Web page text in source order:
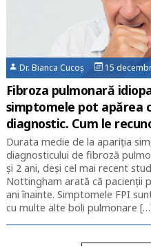
Dr. Bianca Cucoș 15
Fibroza pulmonară
simptomele pot apărea
diagnostic. Cum le
Durata medie de la apariția
diagnosticului de fibroză
și 2 ani, deși cel mai recent
Nottingham arată că pacienții
ani înainte. Simptomele FPI
cu multe alte boli pulmonare